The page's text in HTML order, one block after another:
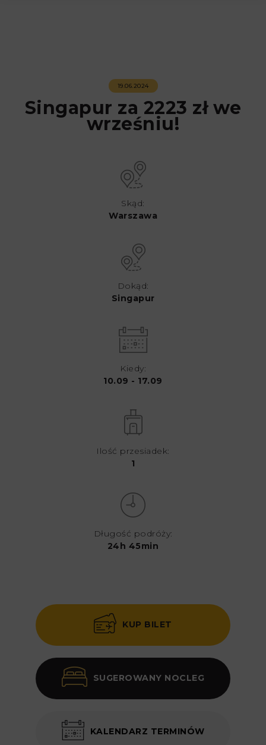
19.06.2024
Singapur za 2223 zł we
wrześniu!
Skąd:
Warszawa
Dokąd:
Singapur
Kiedy:
10.09 - 17.09
Ilość przesiadek:
1
Długość podróży:
24h 45min
KUP BILET
SUGEROWANY NOCLEG
KALENDARZ TERMINÓW